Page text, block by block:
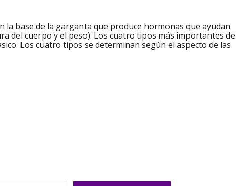
base de la garganta que produce hormonas que ayudan
del cuerpo y el peso). Los cuatro tipos más importantes de
Los cuatro tipos se determinan según el aspecto de las